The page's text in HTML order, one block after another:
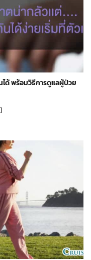
ด้ พร้อมวิธีการดูแลผู้ป่วย